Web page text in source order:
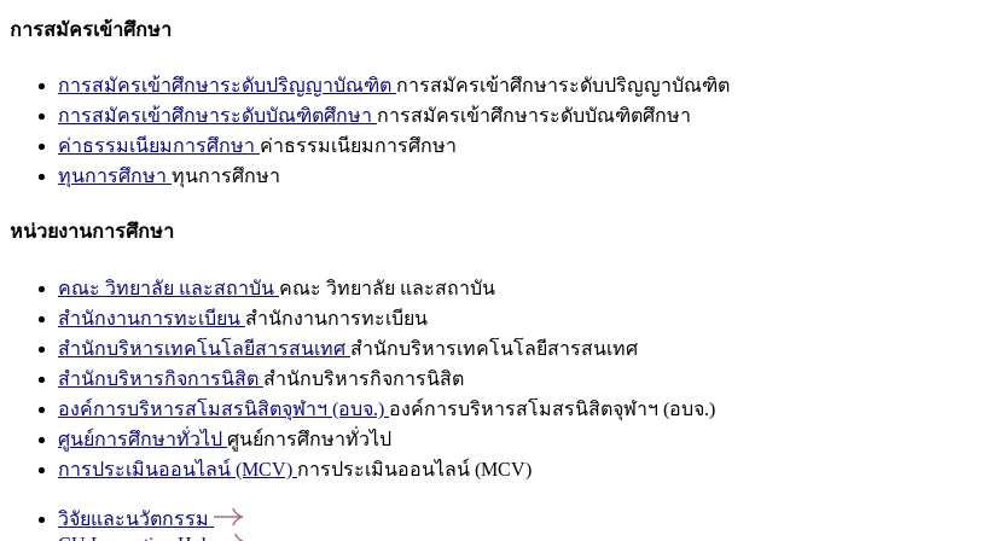
การสมัครเข้าศึกษา
การสมัครเข้าศึกษาระดับปริญญาบัณฑิต การสมัครเข้าศึกษาระดับปริญญาบัณฑิต
การสมัครเข้าศึกษาระดับบัณฑิตศึกษา การสมัครเข้าศึกษาระดับบัณฑิตศึกษา
ค่าธรรมเนียมการศึกษา ค่าธรรมเนียมการศึกษา
ทุนการศึกษา ทุนการศึกษา
หน่วยงานการศึกษา
คณะ วิทยาลัย และสถาบัน คณะ วิทยาลัย และสถาบัน
สำนักงานการทะเบียน สำนักงานการทะเบียน
สำนักบริหารเทคโนโลยีสารสนเทศ สำนักบริหารเทคโนโลยีสารสนเทศ
สำนักบริหารกิจการนิสิต สำนักบริหารกิจการนิสิต
องค์การบริหารสโมสรนิสิตจุฬาฯ (อบจ.) องค์การบริหารสโมสรนิสิตจุฬาฯ (อบจ.)
ศูนย์การศึกษาทั่วไป ศูนย์การศึกษาทั่วไป
การประเมินออนไลน์ (MCV) การประเมินออนไลน์ (MCV)
วิจัยและนวัตกรรม